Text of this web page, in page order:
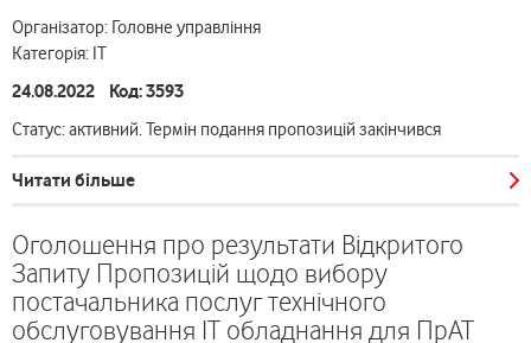
Організатор: Головне управління
Категорія: ІТ
24.08.2022 Код: 3593
Статус: активний. Термін подання пропозицій закінчився
Читати більше
Оголошення про результати Відкритого
Запиту Пропозицій щодо вибору
постачальника послуг технічного
обслуговування ІТ обладнання для ПрАТ